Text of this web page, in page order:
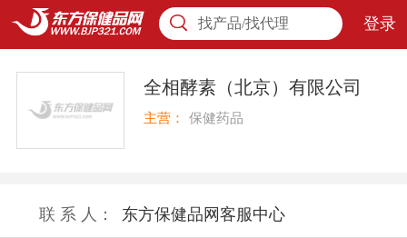
找产品/找代理 登录
全相酵素（北京）有限公司
主营： 保健药品
联 系 人： 东方保健品网客服中心